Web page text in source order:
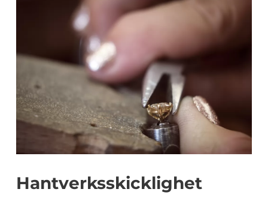
Hantverksskicklighet